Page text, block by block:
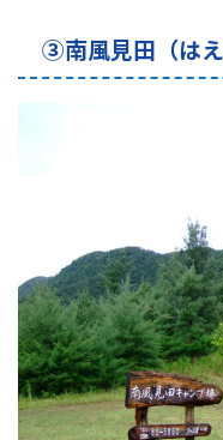
③南風見田（はえ